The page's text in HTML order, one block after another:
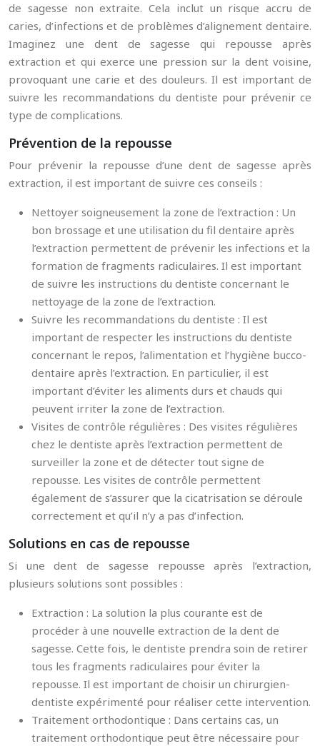
de sagesse non extraite. Cela inclut un risque accru de
caries, d’infections et de problèmes d’alignement dentaire.
Imaginez une dent de sagesse qui repousse après
extraction et qui exerce une pression sur la dent voisine,
provoquant une carie et des douleurs. Il est important de
suivre les recommandations du dentiste pour prévenir ce
type de complications.
Prévention de la repousse
Pour prévenir la repousse d’une dent de sagesse après
extraction, il est important de suivre ces conseils :
Nettoyer soigneusement la zone de l’extraction : Un
bon brossage et une utilisation du fil dentaire après
l’extraction permettent de prévenir les infections et la
formation de fragments radiculaires. Il est important
de suivre les instructions du dentiste concernant le
nettoyage de la zone de l’extraction.
Suivre les recommandations du dentiste : Il est
important de respecter les instructions du dentiste
concernant le repos, l’alimentation et l’hygiène bucco-
dentaire après l’extraction. En particulier, il est
important d’éviter les aliments durs et chauds qui
peuvent irriter la zone de l’extraction.
Visites de contrôle régulières : Des visites régulières
chez le dentiste après l’extraction permettent de
surveiller la zone et de détecter tout signe de
repousse. Les visites de contrôle permettent
également de s’assurer que la cicatrisation se déroule
correctement et qu’il n’y a pas d’infection.
Solutions en cas de repousse
Si une dent de sagesse repousse après l’extraction,
plusieurs solutions sont possibles :
Extraction : La solution la plus courante est de
procéder à une nouvelle extraction de la dent de
sagesse. Cette fois, le dentiste prendra soin de retirer
tous les fragments radiculaires pour éviter la
repousse. Il est important de choisir un chirurgien-
dentiste expérimenté pour réaliser cette intervention.
Traitement orthodontique : Dans certains cas, un
traitement orthodontique peut être nécessaire pour